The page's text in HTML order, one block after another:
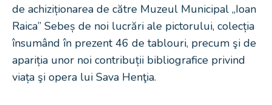
de achiziționarea de către Muzeul Municipal „Ioan
Raica” Sebeș de noi lucrări ale pictorului, colecția
însumând în prezent 46 de tablouri, precum şi de
apariția unor noi contribuții bibliografice privind
viața şi opera lui Sava Henţia.